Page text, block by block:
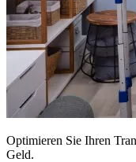
Optimieren Sie Ihren
Geld.